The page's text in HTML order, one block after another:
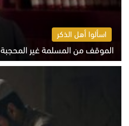
اسألوا أهل الذكر
الموقف من المسلمة غير المحجبة
الخميس 6 أغسطس 2026 10:45 ص